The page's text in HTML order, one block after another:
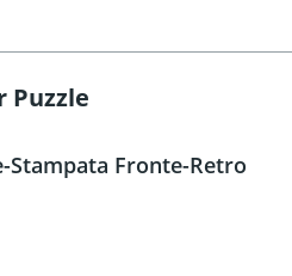
Puzzle
Stampata Fronte-Retro